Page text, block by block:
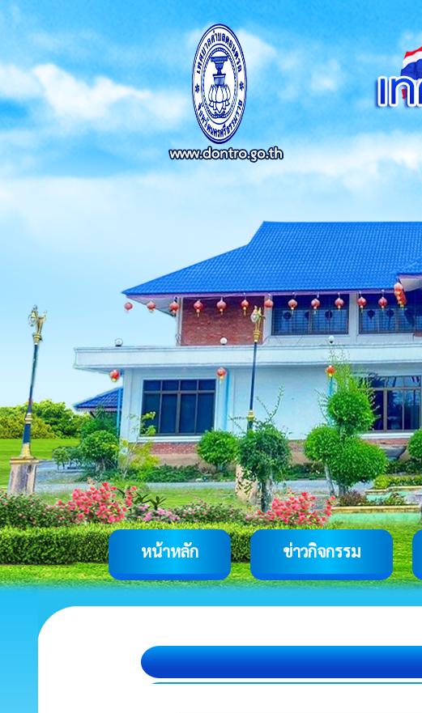
หน้าหลัก ข่าวกิจกรรม